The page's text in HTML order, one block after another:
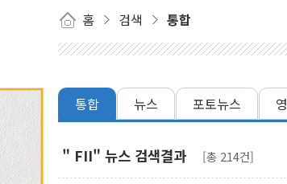
홈 검색 통합
통합 뉴스 포토뉴스
" FII" 뉴스 검색결과 [총 214건]